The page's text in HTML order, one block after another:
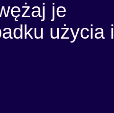
je
użycia i